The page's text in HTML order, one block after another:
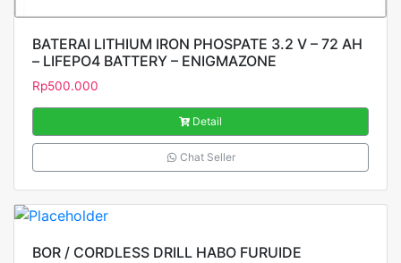
BATERAI LITHIUM IRON PHOSPATE 3.2 V – 72 AH
– LIFEPO4 BATTERY – ENIGMAZONE
Rp500.000
Detail
Chat Seller
BOR / CORDLESS DRILL HABO FURUIDE